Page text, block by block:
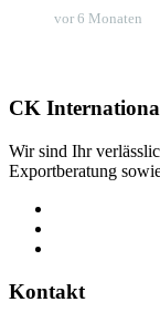
vor 6 Monaten
CK
Wir sind Ihr
Exportberatung
Kontakt